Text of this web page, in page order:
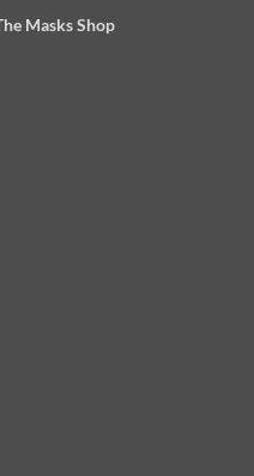
Masks Shop